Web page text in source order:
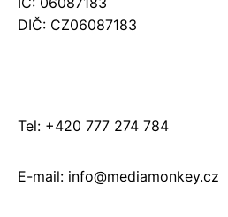
DIČ: CZ06087183
Tel: +420 777 274 784
E-mail: info@mediamonkey.cz